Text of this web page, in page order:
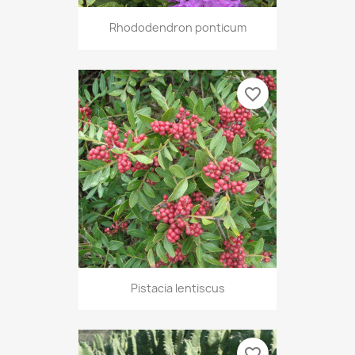
Rhododendron ponticum
Pistacia lentiscus
favorite_border